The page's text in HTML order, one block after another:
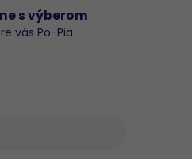
s výberom
vás Po-Pia